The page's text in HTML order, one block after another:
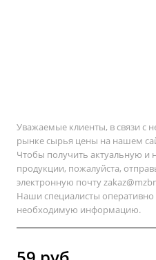
Уважаемые клиенты, в связи с
рынке сырья цены на нашем
Чтобы получить актуальную и
продукции, пожалуйста,
электронную почту
Наши специалисты оперативно
необходимую информацию.